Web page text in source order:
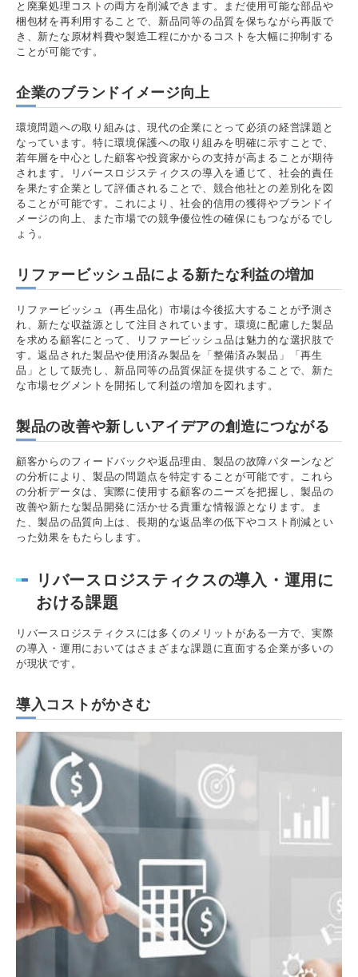
と廃棄処理コストの両方を削減できます。まだ使用可能な部品や
梱包材を再利用することで、新品同等の品質を保ちながら再販で
き、新たな原材料費や製造工程にかかるコストを大幅に抑制する
ことが可能です。
企業のブランドイメージ向上
環境問題への取り組みは、現代の企業にとって必須の経営課題と
なっています。特に環境保護への取り組みを明確に示すことで、
若年層を中心とした顧客や投資家からの支持が高まることが期待
されます。リバースロジスティクスの導入を通じて、社会的責任
を果たす企業として評価されることで、競合他社との差別化を図
ることが可能です。これにより、社会的信用の獲得やブランドイ
メージの向上、また市場での競争優位性の確保にもつながるでし
ょう。
リファービッシュ品による新たな利益の増加
リファービッシュ（再生品化）市場は今後拡大することが予測さ
れ、新たな収益源として注目されています。環境に配慮した製品
を求める顧客にとって、リファービッシュ品は魅力的な選択肢で
す。返品された製品や使用済み製品を「整備済み製品」「再生
品」として販売し、新品同等の品質保証を提供することで、新た
な市場セグメントを開拓して利益の増加を図れます。
製品の改善や新しいアイデアの創造につながる
顧客からのフィードバックや返品理由、製品の故障パターンなど
の分析により、製品の問題点を特定することが可能です。これら
の分析データは、実際に使用する顧客のニーズを把握し、製品の
改善や新たな製品開発に活かせる貴重な情報源となります。ま
た、製品の品質向上は、長期的な返品率の低下やコスト削減とい
った効果をもたらします。
リバースロジスティクスの導入・運用に
おける課題
リバースロジスティクスには多くのメリットがある一方で、実際
の導入・運用においてはさまざまな課題に直面する企業が多いの
が現状です。
導入コストがかさむ